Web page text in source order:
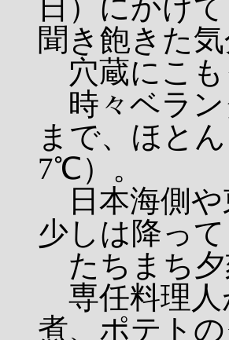
日）にかけ
聞き飽きた気
穴蔵にこも
時々ベラン
まで、ほと
7℃）。
日本海側や
少しは降っ
たちまち夕
専任料理人
煮、ポテト